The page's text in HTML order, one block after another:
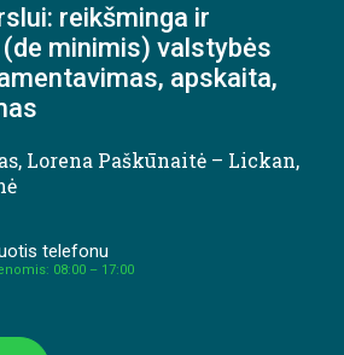
reikšminga ir
minimis) valstybės
apskaita,
, Lorena Paškūnaitė – Lickan,
telefonu
08:00 – 17:00